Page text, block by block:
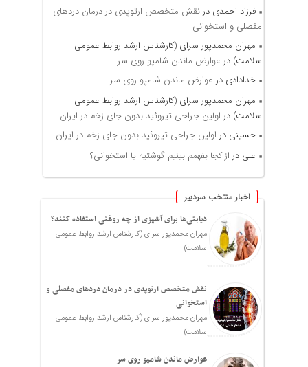
فرزاد احمدی در نقش متخصص ارتوپدی در درمان دردهای
مفصلی و استخوانی
مهران محمدپور سرای (کارشناس ارشد روابط عمومی
سلامت) در عوارض ماندن شامپو روی سر
خدادادی در عوارض ماندن شامپو روی سر
مهران محمدپور سرای (کارشناس ارشد روابط عمومی
سلامت) در اولین جراحی تیروئید بدون جای زخم در ایران
حسینی در اولین جراحی تیروئید بدون جای زخم در ایران
علی در از کجا بفهمم بینیم گوشتیه یا استخوانی؟
اخبار منتخب سردبیر
دیابتی‌ها برای آشپزی از چه روغنی استفاده کنند؟
مهران محمدپور سرای (کارشناس ارشد روابط عمومی
سلامت)
نقش متخصص ارتوپدی در درمان دردهای مفصلی و
استخوانی
مهران محمدپور سرای (کارشناس ارشد روابط عمومی
سلامت)
عوارض ماندن شامپو روی سر